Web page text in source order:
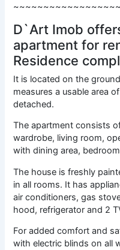
D`Art Imob
apartment for
Residence
It is located on the
measures a usable area
detached.
The apartment consists
wardrobe, living room,
with dining area,
The house is freshly
in all rooms. It has
air conditioners, gas
hood, refrigerator and 2
For added comfort and
with electric blinds on all